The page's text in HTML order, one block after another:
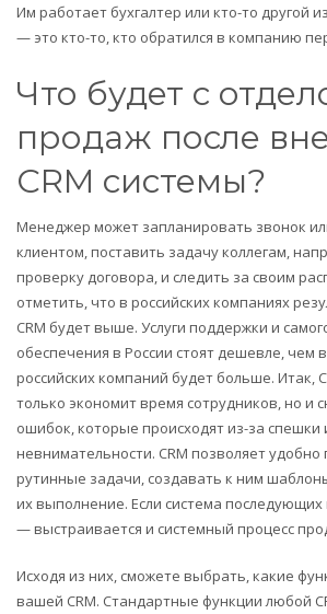
Им работает бухгалтер или кто-то другой
— это кто-то, кто обратился в компанию
Что будет с
продаж после
CRM системы?
Менеджер может запланировать звонок
клиентом, поставить задачу коллегам,
проверку договора, и следить за своим
отметить, что в российских компаниях
CRM будет выше. Услуги поддержки и
обеспечения в России стоят дешевле,
российских компаний будет больше. Итак,
только экономит время сотрудников, но и
ошибок, которые происходят из-за спешки
невнимательности. CRM позволяет
рутинные задачи, создавать к ним
их выполнение. Если система
— выстраивается и системный процесс
Исходя из них, сможете выбрать, какие
вашей CRM. Стандартные функции любой